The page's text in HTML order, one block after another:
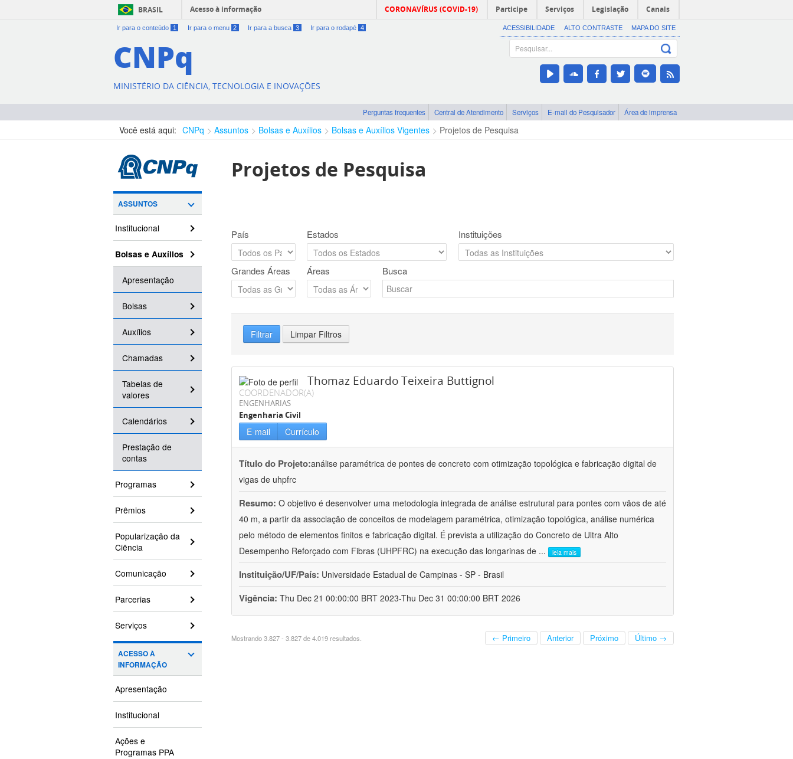
BRASIL Acesso à informação CORONAVÍRUS (COVID-19) Participe Serviços Legislação Canais
Ir para o conteúdo 1 Ir para o menu 2 Ir para a busca 3 Ir para o rodapé 4 ACESSIBILIDADE ALTO CONTRASTE MAPA DO SITE
CNPq
MINISTÉRIO DA CIÊNCIA, TECNOLOGIA E INOVAÇÕES
Perguntas frequentes Central de Atendimento Serviços E-mail do Pesquisador Área de imprensa
Você está aqui: CNPq Assuntos Bolsas e Auxílios Bolsas e Auxílios Vigentes Projetos de Pesquisa
ASSUNTOS
Institucional
Bolsas e Auxílios
Apresentação
Bolsas
Auxílios
Chamadas
Tabelas de
valores
Calendários
Prestação de
contas
Programas
Prêmios
Popularização da
Ciência
Comunicação
Parcerias
Serviços
ACESSO À
INFORMAÇÃO
Apresentação
Institucional
Ações e
Programas PPA
Projetos de Pesquisa
País Estados Instituições
Grandes Áreas Áreas Busca
Filtrar Limpar Filtros
Thomaz Eduardo Teixeira Buttignol
COORDENADOR(A)
ENGENHARIAS
Engenharia Civil
E-mail Currículo
Título do Projeto:análise paramétrica de pontes de concreto com otimização topológica e fabricação digital de
vigas de uhpfrc
Resumo: O objetivo é desenvolver uma metodologia integrada de análise estrutural para pontes com vãos de até
40 m, a partir da associação de conceitos de modelagem paramétrica, otimização topológica, análise numérica
pelo método de elementos finitos e fabricação digital. É prevista a utilização do Concreto de Ultra Alto
Desempenho Reforçado com Fibras (UHPFRC) na execução das longarinas de ... leia mais
Instituição/UF/País: Universidade Estadual de Campinas - SP - Brasil
Vigência: Thu Dec 21 00:00:00 BRT 2023-Thu Dec 31 00:00:00 BRT 2026
Mostrando 3.827 - 3.827 de 4.019 resultados. ← Primeiro Anterior Próximo Último →